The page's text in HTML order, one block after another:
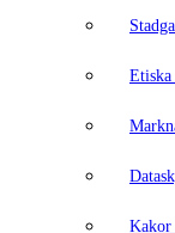
Kakor